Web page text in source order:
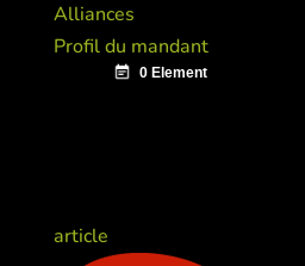
Alliances
Profil du mandant
article